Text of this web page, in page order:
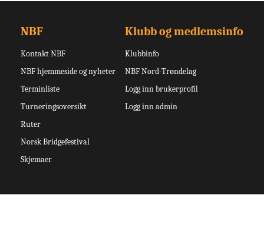
NBF
Kontakt NBF
NBF hjemmeside og nyheter
Terminliste
Turneringsoversikt
Ruter
Norsk Bridgefestival
Skjemaer
Klubb og medlemsinfo
Klubbinfo
NBF Nord-Trøndelag
Logg inn brukerprofil
Logg inn admin